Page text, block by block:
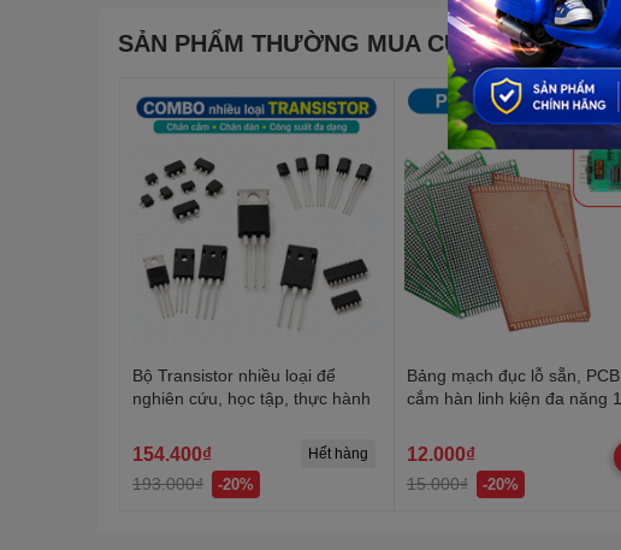
SẢN PHẨM THƯỜNG MUA CÙNG
Bộ Transistor nhiều loại để
nghiên cứu, học tập, thực hành
154.400₫
193.000₫ -20%
Hết hàng
Bảng mạch đục lỗ sẵn, PCB
cắm hàn linh kiện đa năng 1
12.000₫
15.000₫ -20%